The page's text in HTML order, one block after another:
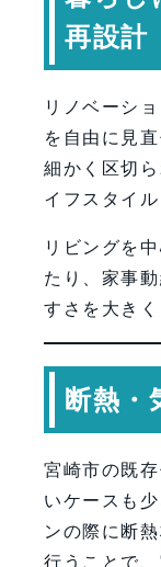
再設計
リノベーシ
を自由に見
細かく区切
イフスタイ
リビングを
たり、家事
すさを大き
断熱・
宮崎市の既
いケースも
ンの際に断
行うことで